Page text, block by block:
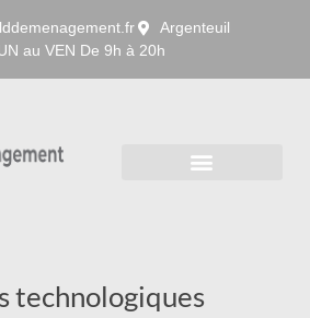
Argenteuil
au VEN De 9h à 20h
technologiques